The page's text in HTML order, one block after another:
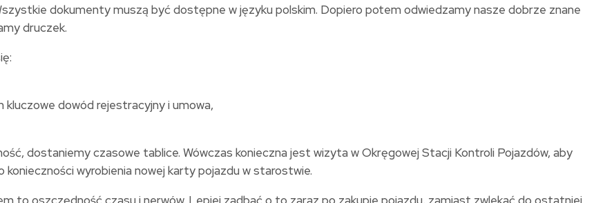
dokumenty muszą być dostępne w języku polskim. Dopiero potem odwiedzamy nasze dobrze znane
druczek.
kluczowe dowód rejestracyjny i umowa,
dostaniemy czasowe tablice. Wówczas konieczna jest wizyta w Okręgowej Stacji Kontroli Pojazdów, aby
wyrobienia nowej karty pojazdu w starostwie.